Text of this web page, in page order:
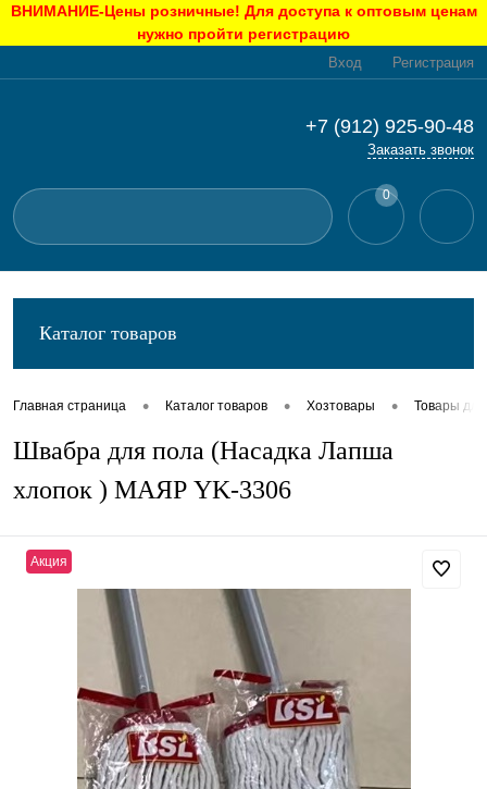
ВНИМАНИЕ-Цены розничные! Для доступа к оптовым ценам
нужно пройти регистрацию
Вход Регистрация
+7 (912) 925-90-48
Заказать звонок
0
Каталог товаров
Главная страница • Каталог товаров • Хозтовары • Товары
Швабра для пола (Насадка Лапша
хлопок ) МАЯР YK-3306
Акция